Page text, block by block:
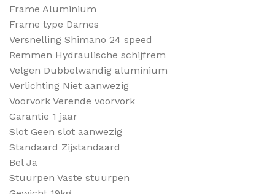
Frame Aluminium
Frame type Dames
Versnelling Shimano 24 speed
Remmen Hydraulische schijfrem
Velgen Dubbelwandig aluminium
Verlichting Niet aanwezig
Voorvork Verende voorvork
Garantie 1 jaar
Slot Geen slot aanwezig
Standaard Zijstandaard
Bel Ja
Stuurpen Vaste stuurpen